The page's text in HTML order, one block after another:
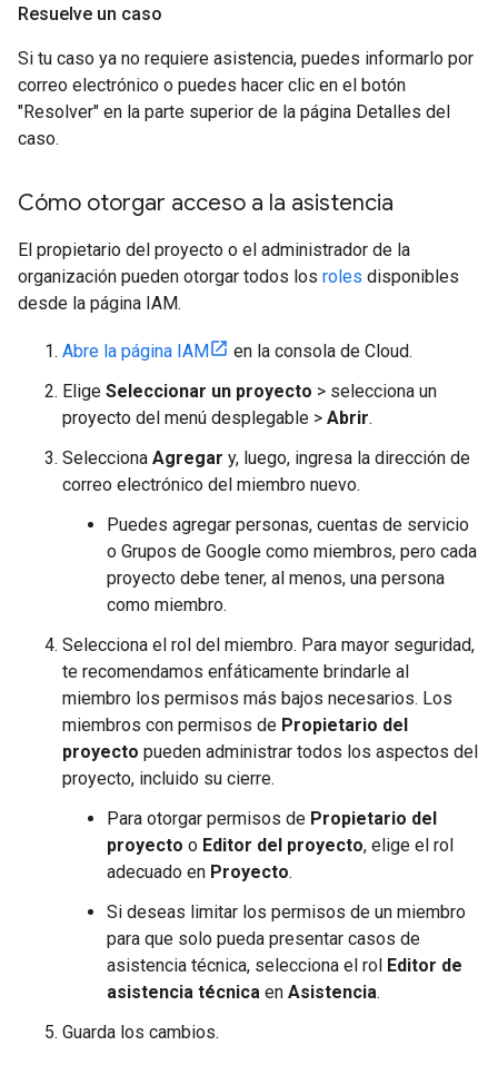
Resuelve un caso
Si tu caso ya no requiere asistencia, puedes informarlo por
correo electrónico o puedes hacer clic en el botón
"Resolver" en la parte superior de la página Detalles del
caso.
Cómo otorgar acceso a la asistencia
El propietario del proyecto o el administrador de la
organización pueden otorgar todos los roles disponibles
desde la página IAM.
Abre la página IAM
en la consola de Cloud.
Elige Seleccionar un proyecto > selecciona un
proyecto del menú desplegable > Abrir.
Selecciona Agregar y, luego, ingresa la dirección de
correo electrónico del miembro nuevo.
Puedes agregar personas, cuentas de servicio
o Grupos de Google como miembros, pero cada
proyecto debe tener, al menos, una persona
como miembro.
Selecciona el rol del miembro. Para mayor seguridad,
te recomendamos enfáticamente brindarle al
miembro los permisos más bajos necesarios. Los
miembros con permisos de Propietario del
proyecto pueden administrar todos los aspectos del
proyecto, incluido su cierre.
Para otorgar permisos de Propietario del
proyecto o Editor del proyecto, elige el rol
adecuado en Proyecto.
Si deseas limitar los permisos de un miembro
para que solo pueda presentar casos de
asistencia técnica, selecciona el rol Editor de
asistencia técnica en Asistencia.
Guarda los cambios.